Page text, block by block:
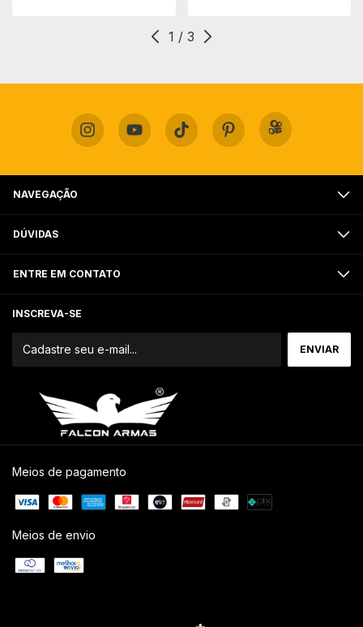
1 / 3
NAVEGAÇÃO
DÚVIDAS
ENTRE EM CONTATO
INSCREVA-SE
Meios de pagamento
Meios de envio